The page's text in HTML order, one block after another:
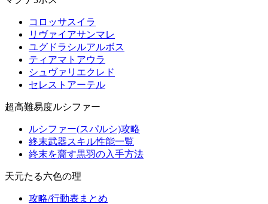
コロッサスイラ
リヴァイアサンマレ
ユグドラシルアルボス
ティアマトアウラ
シュヴァリエクレド
セレストアーテル
超高難易度ルシファー
ルシファー(スパルシ)攻略
終末武器スキル性能一覧
終末を齎す黒羽の入手方法
天元たる六色の理
攻略/行動表まとめ